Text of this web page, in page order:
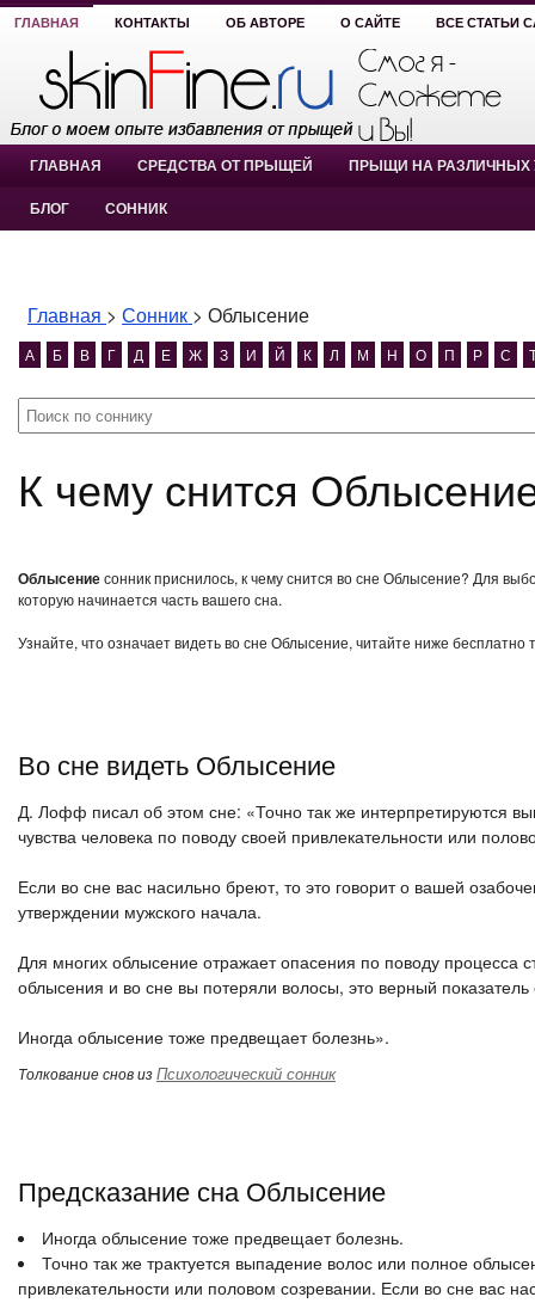
ГЛАВНАЯ КОНТАКТЫ ОБ АВТОРЕ О САЙТЕ ВСЕ СТАТЬИ
ГЛАВНАЯ СРЕДСТВА ОТ ПРЫЩЕЙ ПРЫЩИ НА РАЗЛИЧНЫХ
БЛОГ СОННИК
Главная > Сонник > Облысение
А Б В Г Д Е Ж З И Й К Л М Н О П Р С
К чему снится
Облысениесонник приснилось, к чему снится во сне Облысение? Для
которую начинается часть вашего сна.
Узнайте, что означает видеть во сне Облысение, читайте ниже бесплатно
Во сне видеть Облысение
Д. Лофф писал об этом сне: «Точно так же интерпретируются
чувства человека по поводу своей привлекательности или
Если во сне вас насильно бреют, то это говорит о вашей
утверждении мужского начала.
Для многих облысение отражает опасения по поводу процесса
облысения и во сне вы потеряли волосы, это верный показатель
Иногда облысение тоже предвещает болезнь».
Толкование снов изПсихологический сонник
Предсказание сна Облысение
Иногда облысение тоже предвещает болезнь.
Точно так же трактуется выпадение волос или полное
привлекательности или половом созревании. Если во сне вас